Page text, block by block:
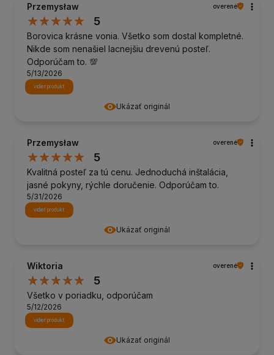
Ukázať originál
Przemysław overené
5
Borovica krásne vonia. Všetko som dostal kompletné.
Nikde som nenašiel lacnejšiu drevenú posteľ.
Odporúčam to. 💯
5/13/2026
vidieť produkt
Ukázať originál
Przemysław overené
5
Kvalitná posteľ za tú cenu. Jednoduchá inštalácia,
jasné pokyny, rýchle doručenie. Odporúčam to.
5/31/2026
vidieť produkt
Ukázať originál
Wiktoria overené
5
Všetko v poriadku, odporúčam
5/12/2026
vidieť produkt